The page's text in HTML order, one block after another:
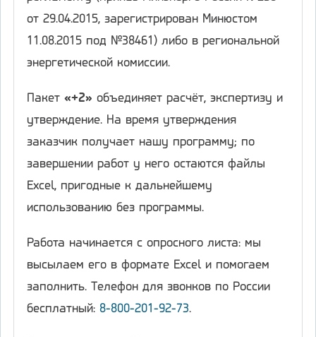
от 29.04.2015, зарегистрирован Минюстом
11.08.2015 под №38461) либо в региональной
энергетической комиссии.
Пакет «+2» объединяет расчёт, экспертизу и
утверждение. На время утверждения
заказчик получает нашу программу; по
завершении работ у него остаются файлы
Excel, пригодные к дальнейшему
использованию без программы.
Работа начинается с опросного листа: мы
высылаем его в формате Excel и помогаем
заполнить. Телефон для звонков по России
бесплатный: 8-800-201-92-73.